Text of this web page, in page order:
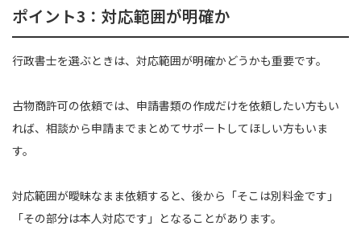
ポイント3：対応範囲が明確か
行政書士を選ぶときは、対応範囲が明確かどうかも重要です。
古物商許可の依頼では、申請書類の作成だけを依頼したい方もい
れば、相談から申請までまとめてサポートしてほしい方もいま
す。
対応範囲が曖昧なまま依頼すると、後から「そこは別料金です」
「その部分は本人対応です」となることがあります。